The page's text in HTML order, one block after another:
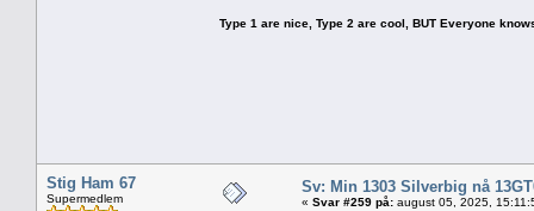
Type 1 are nice, Type 2 are cool, BUT Everyone
Stig Ham 67
Supermedlem
Sv: Min 1303 Silverbig nå
« Svar #259 på: august 05, 2025,